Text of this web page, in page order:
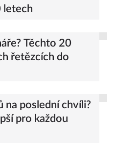
letech
Těchto 20
řetězcích do
na poslední chvíli?
pro každou